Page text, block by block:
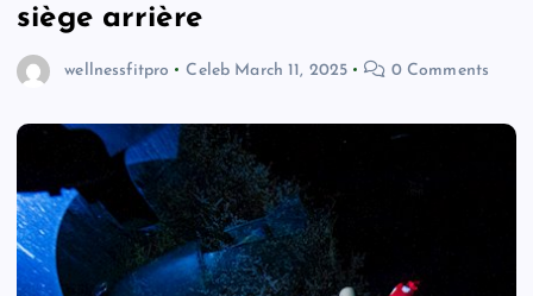
siège arrière
wellnessfitpro Celeb March 11, 2025 0 Comments